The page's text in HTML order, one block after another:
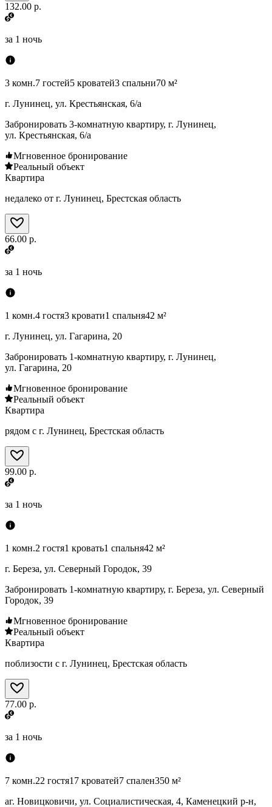
132.00 р.
за 1 ночь
3 комн.7 гостей5 кроватей3 спальни70 м²
г. Лунинец, ул. Крестьянская, 6/а
Забронировать 3-комнатную квартиру, г. Лунинец,
ул. Крестьянская, 6/а
Мгновенное бронирование
Реальный объект
Квартира
недалеко от г. Лунинец, Брестская область
66.00 р.
за 1 ночь
1 комн.4 гостя3 кровати1 спальня42 м²
г. Лунинец, ул. Гагарина, 20
Забронировать 1-комнатную квартиру, г. Лунинец,
ул. Гагарина, 20
Мгновенное бронирование
Реальный объект
Квартира
рядом с г. Лунинец, Брестская область
99.00 р.
за 1 ночь
1 комн.2 гостя1 кровать1 спальня42 м²
г. Береза, ул. Северный Городок, 39
Забронировать 1-комнатную квартиру, г. Береза, ул. Северный
Городок, 39
Мгновенное бронирование
Реальный объект
Квартира
поблизости с г. Лунинец, Брестская область
77.00 р.
за 1 ночь
7 комн.22 гостя17 кроватей7 спален350 м²
аг. Новицковичи, ул. Социалистическая, 4, Каменецкий р-н,